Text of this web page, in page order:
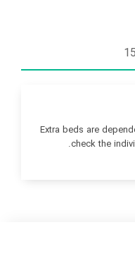
Extra beds are
check the